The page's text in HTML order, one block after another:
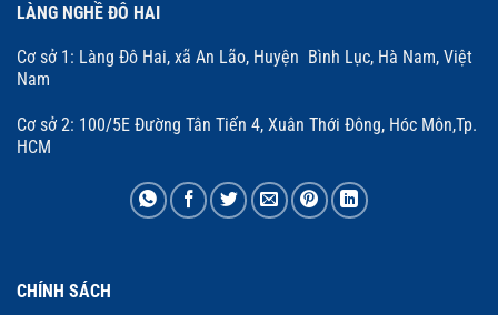
LÀNG NGHỀ ĐÔ HAI
Cơ sở 1: Làng Đô Hai, xã An Lão, Huyện Bình Lục, Hà Nam, Việt
Nam
Cơ sở 2: 100/5E Đường Tân Tiến 4, Xuân Thới Đông, Hóc Môn,Tp.
HCM
CHÍNH SÁCH